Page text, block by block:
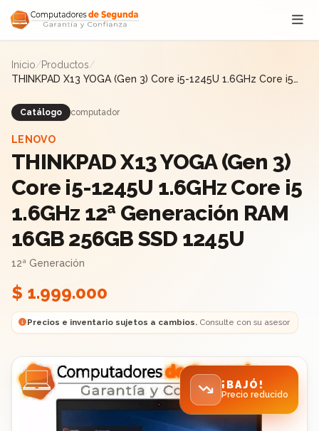
Saltar al contenido
Inicio/Productos/
THINKPAD X13 YOGA (Gen 3) Core i5-1245U 1.6GHz Core i5
Catálogo computador
LENOVO
THINKPAD X13 YOGA (Gen 3)
Core i5-1245U 1.6GHz Core i5
1.6GHz 12ª Generación RAM
16GB 256GB SSD 1245U
12ª Generación
$ 1.999.000
Precios e inventario sujetos a cambios.Consulte con su asesor
¡BAJÓ!
Precio reducido